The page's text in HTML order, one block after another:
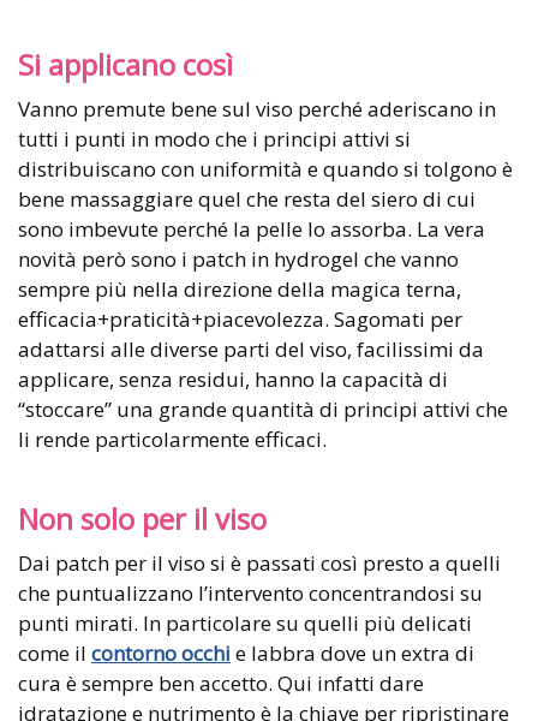
Si applicano così
Vanno premute bene sul viso perché aderiscano in
tutti i punti in modo che i principi attivi si
distribuiscano con uniformità e quando si tolgono è
bene massaggiare quel che resta del siero di cui
sono imbevute perché la pelle lo assorba. La vera
novità però sono i patch in hydrogel che vanno
sempre più nella direzione della magica terna,
efficacia+praticità+piacevolezza. Sagomati per
adattarsi alle diverse parti del viso, facilissimi da
applicare, senza residui, hanno la capacità di
“stoccare” una grande quantità di principi attivi che
li rende particolarmente efficaci.
Non solo per il viso
Dai patch per il viso si è passati così presto a quelli
che puntualizzano l’intervento concentrandosi su
punti mirati. In particolare su quelli più delicati
come il contorno occhi e labbra dove un extra di
cura è sempre ben accetto. Qui infatti dare
idratazione e nutrimento è la chiave per ripristinare